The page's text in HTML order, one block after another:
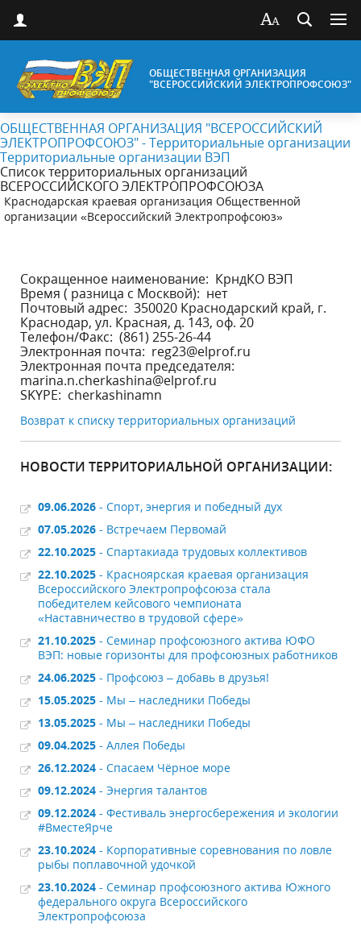
ОБЩЕСТВЕННАЯ ОРГАНИЗАЦИЯ
"ВСЕРОССИЙСКИЙ ЭЛЕКТРОПРОФСОЮЗ"
ОБЩЕСТВЕННАЯ ОРГАНИЗАЦИЯ "ВСЕРОССИЙСКИЙ
ЭЛЕКТРОПРОФСОЮЗ" - Территориальные организации
Территориальные организации ВЭП
Список территориальных организаций
ВСЕРОССИЙСКОГО ЭЛЕКТРОПРОФСОЮЗА
Краснодарская краевая организация Общественной
организации «Всероссийский Электропрофсоюз»
Сокращенное наименование: КрндКО ВЭП
Время ( разница с Москвой): нет
Почтовый адрес: 350020 Краснодарский край, г.
Краснодар, ул. Красная, д. 143, оф. 20
Телефон/Факс: (861) 255-26-44
Электронная почта: reg23@elprof.ru
Электронная почта председателя:
marina.n.cherkashina@elprof.ru
SKYPE: cherkashinamn
Возврат к списку территориальных организаций
НОВОСТИ ТЕРРИТОРИАЛЬНОЙ ОРГАНИЗАЦИИ:
09.06.2026 - Спорт, энергия и победный дух
07.05.2026 - Встречаем Первомай
22.10.2025 - Спартакиада трудовых коллективов
22.10.2025 - Красноярская краевая организация
Всероссийского Электропрофсоюза стала
победителем кейсового чемпионата
«Наставничество в трудовой сфере»
21.10.2025 - Семинар профсоюзного актива ЮФО
ВЭП: новые горизонты для профсоюзных работников
24.06.2025 - Профсоюз – добавь в друзья!
15.05.2025 - Мы – наследники Победы
13.05.2025 - Мы – наследники Победы
09.04.2025 - Аллея Победы
26.12.2024 - Спасаем Чёрное море
09.12.2024 - Энергия талантов
09.12.2024 - Фестиваль энергосбережения и экологии
#ВместеЯрче
23.10.2024 - Корпоративные соревнования по ловле
рыбы поплавочной удочкой
23.10.2024 - Семинар профсоюзного актива Южного
федерального округа Всероссийского
Электропрофсоюза